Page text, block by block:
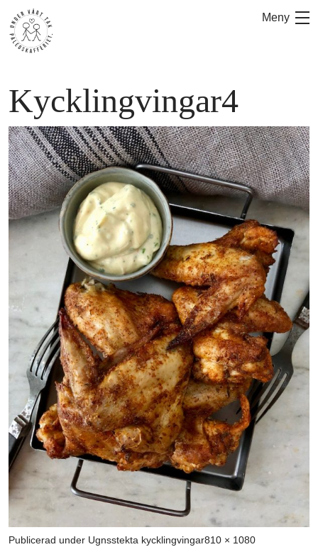
innehåll
Meny
Kycklingvingar4
Publicerad under Ugnsstekta kycklingvingarFull
810 × 1080